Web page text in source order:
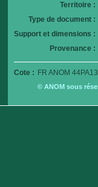
Territoire :
Type de document :
Support et dimensions :
Provenance :
Cote : FR ANOM
© ANOM sous